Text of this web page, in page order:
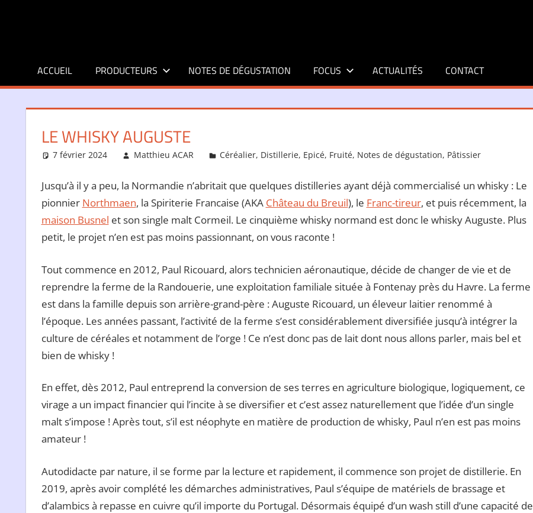
ACCUEIL PRODUCTEURS NOTES DE DÉGUSTATION FOCUS ACTUALITÉS CONTACT
LE WHISKY AUGUSTE
7 février 2024 Matthieu ACAR Céréalier, Distillerie, Epicé, Fruité, Notes de dégustation, Pâtissier
Jusqu’à il y a peu, la Normandie n’abritait que quelques distilleries ayant déjà commercialisé un whisky : Le
pionnier Northmaen, la Spiriterie Francaise (AKA Château du Breuil), le Franc-tireur, et puis récemment, la
maison Busnel et son single malt Cormeil. Le cinquième whisky normand est donc le whisky Auguste. Plus
petit, le projet n’en est pas moins passionnant, on vous raconte !
Tout commence en 2012, Paul Ricouard, alors technicien aéronautique, décide de changer de vie et de
reprendre la ferme de la Randouerie, une exploitation familiale située à Fontenay près du Havre. La ferme
est dans la famille depuis son arrière-grand-père : Auguste Ricouard, un éleveur laitier renommé à
l’époque. Les années passant, l’activité de la ferme s’est considérablement diversifiée jusqu’à intégrer la
culture de céréales et notamment de l’orge ! Ce n’est donc pas de lait dont nous allons parler, mais bel et
bien de whisky !
En effet, dès 2012, Paul entreprend la conversion de ses terres en agriculture biologique, logiquement, ce
virage a un impact financier qui l’incite à se diversifier et c’est assez naturellement que l’idée d’un single
malt s’impose ! Après tout, s’il est néophyte en matière de production de whisky, Paul n’en est pas moins
amateur !
Autodidacte par nature, il se forme par la lecture et rapidement, il commence son projet de distillerie. En
2019, après avoir complété les démarches administratives, Paul s’équipe de matériels de brassage et
d’alambics à repasse en cuivre qu’il importe du Portugal. Désormais équipé d’un wash still d’une capacité de